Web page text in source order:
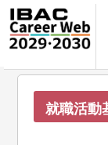
就職活動